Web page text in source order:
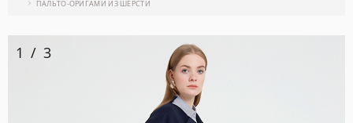
ПАЛЬТО-ОРИГАМИ ИЗ ШЕРСТИ
1 / 3